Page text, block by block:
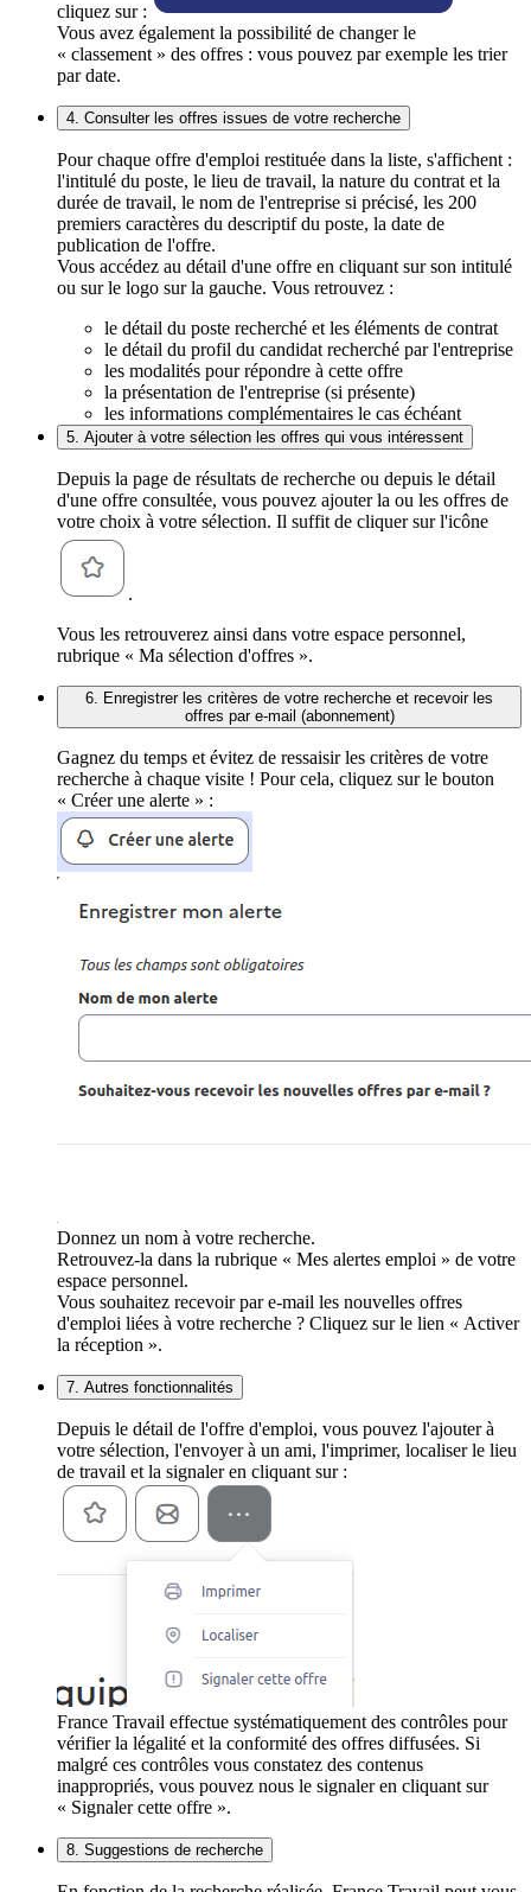
cliquez sur :
Vous avez également la possibilité de changer le
« classement » des offres : vous pouvez par exemple les trier
par date.
4. Consulter les offres issues de votre recherche
Pour chaque offre d'emploi restituée dans la liste, s'affichent :
l'intitulé du poste, le lieu de travail, la nature du contrat et la
durée de travail, le nom de l'entreprise si précisé, les 200
premiers caractères du descriptif du poste, la date de
publication de l'offre.
Vous accédez au détail d'une offre en cliquant sur son intitulé
ou sur le logo sur la gauche. Vous retrouvez :
le détail du poste recherché et les éléments de contrat
le détail du profil du candidat recherché par l'entreprise
les modalités pour répondre à cette offre
la présentation de l'entreprise (si présente)
les informations complémentaires le cas échéant
5. Ajouter à votre sélection les offres qui vous intéressent
Depuis la page de résultats de recherche ou depuis le détail
d'une offre consultée, vous pouvez ajouter la ou les offres de
votre choix à votre sélection. Il suffit de cliquer sur l'icône
.
Vous les retrouverez ainsi dans votre espace personnel,
rubrique « Ma sélection d'offres ».
6. Enregistrer les critères de votre recherche et recevoir les
offres par e-mail (abonnement)
Gagnez du temps et évitez de ressaisir les critères de votre
recherche à chaque visite ! Pour cela, cliquez sur le bouton
« Créer une alerte » :
Donnez un nom à votre recherche.
Retrouvez-la dans la rubrique « Mes alertes emploi » de votre
espace personnel.
Vous souhaitez recevoir par e-mail les nouvelles offres
d'emploi liées à votre recherche ? Cliquez sur le lien « Activer
la réception ».
7. Autres fonctionnalités
Depuis le détail de l'offre d'emploi, vous pouvez l'ajouter à
votre sélection, l'envoyer à un ami, l'imprimer, localiser le lieu
de travail et la signaler en cliquant sur :
France Travail effectue systématiquement des contrôles pour
vérifier la légalité et la conformité des offres diffusées. Si
malgré ces contrôles vous constatez des contenus
inappropriés, vous pouvez nous le signaler en cliquant sur
« Signaler cette offre ».
8. Suggestions de recherche